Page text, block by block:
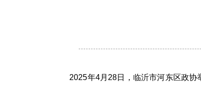
2025年4月28日，临沂市河东区政